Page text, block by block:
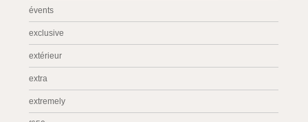
évents
exclusive
extérieur
extra
extremely